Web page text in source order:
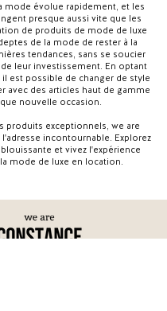
mode évolue rapidement, et les
presque aussi vite que les
de produits de mode de luxe
de la mode de rester à la
tendances, sans se soucier
leur investissement. En optant
est possible de changer de style
avec des articles haut de gamme
nouvelle occasion.
produits exceptionnels, we are
l'adresse incontournable. Explorez
et vivez l'expérience
mode de luxe en location.